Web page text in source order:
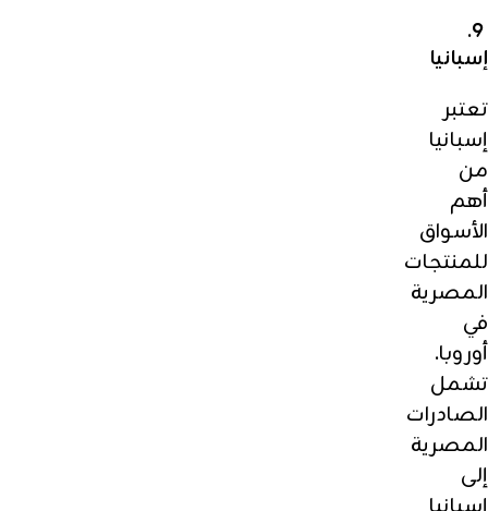
9.
إسبانيا
تعتبر
إسبانيا
من
أهم
الأسواق
للمنتجات
المصرية
في
أوروبا.
تشمل
الصادرات
المصرية
إلى